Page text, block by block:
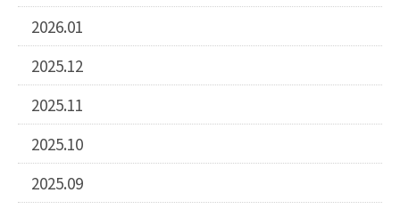
2026.01
2025.12
2025.11
2025.10
2025.09